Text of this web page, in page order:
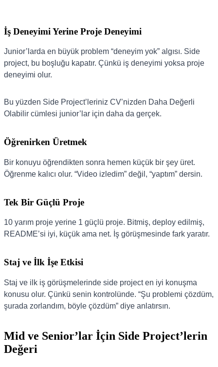
İş Deneyimi Yerine Proje Deneyimi
Junior’larda en büyük problem “deneyim yok” algısı. Side
project, bu boşluğu kapatır. Çünkü iş deneyimi yoksa proje
deneyimi olur.
Bu yüzden Side Project’leriniz CV’nizden Daha Değerli
Olabilir cümlesi junior’lar için daha da gerçek.
Öğrenirken Üretmek
Bir konuyu öğrendikten sonra hemen küçük bir şey üret.
Öğrenme kalıcı olur. “Video izledim” değil, “yaptım” dersin.
Tek Bir Güçlü Proje
10 yarım proje yerine 1 güçlü proje. Bitmiş, deploy edilmiş,
README’si iyi, küçük ama net. İş görüşmesinde fark yaratır.
Staj ve İlk İşe Etkisi
Staj ve ilk iş görüşmelerinde side project en iyi konuşma
konusu olur. Çünkü senin kontrolünde. “Şu problemi çözdüm,
şurada zorlandım, böyle çözdüm” diye anlatırsın.
Mid ve Senior’lar İçin Side Project’lerin
Değeri